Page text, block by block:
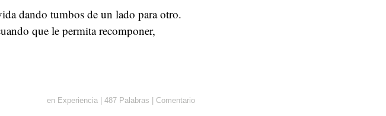
dando tumbos de un lado para otro.
que le permita recomponer,
en Experiencia 487 Palabras Comentario